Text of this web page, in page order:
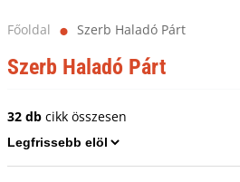
Főoldal ⬤ Szerb Haladó Párt
Szerb Haladó Párt
32 dbcikk összesen